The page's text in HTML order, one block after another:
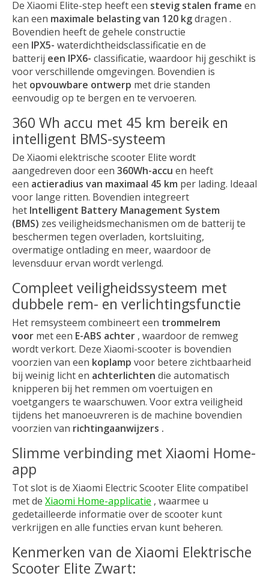
De Xiaomi Elite-step heeft een stevig stalen frame en
kan een maximale belasting van 120 kgdragen .
Bovendien heeft de gehele constructie
een IPX5- waterdichtheidsclassificatie en de
batterij een IPX6- classificatie, waardoor hij geschikt is
voor verschillende omgevingen. Bovendien is
het opvouwbare ontwerp met drie standen
eenvoudig op te bergen en te vervoeren.
360 Wh accu met 45 km bereik en
intelligent BMS-systeem
De Xiaomi elektrische scooter Elite wordt
aangedreven door een 360Wh-accu en heeft
een actieradius van maximaal 45 km per lading. Ideaal
voor lange ritten. Bovendien integreert
het Intelligent Battery Management System
(BMS) zes veiligheidsmechanismen om de batterij te
beschermen tegen overladen, kortsluiting,
overmatige ontlading en meer, waardoor de
levensduur ervan wordt verlengd.
Compleet veiligheidssysteem met
dubbele rem- en verlichtingsfunctie
Het remsysteem combineert een trommelrem
voor met een E-ABS achter , waardoor de remweg
wordt verkort. Deze Xiaomi-scooter is bovendien
voorzien van een koplamp voor betere zichtbaarheid
bij weinig licht en achterlichten die automatisch
knipperen bij het remmen om voertuigen en
voetgangers te waarschuwen. Voor extra veiligheid
tijdens het manoeuvreren is de machine bovendien
voorzien van richtingaanwijzers .
Slimme verbinding met Xiaomi Home-
app
Tot slot is de Xiaomi Electric Scooter Elite compatibel
met de Xiaomi Home-applicatie , waarmee u
gedetailleerde informatie over de scooter kunt
verkrijgen en alle functies ervan kunt beheren.
Kenmerken van de Xiaomi Elektrische
Scooter Elite Zwart: